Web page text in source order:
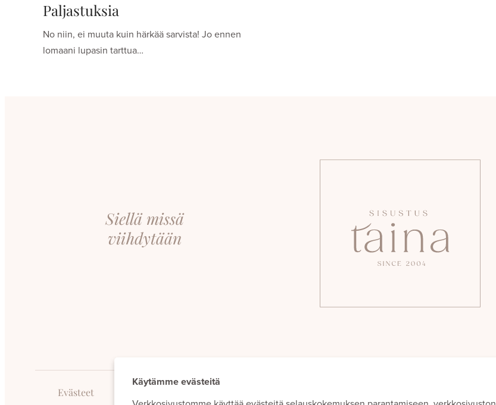
Paljastuksia
No niin, ei muuta kuin härkää sarvista! Jo ennen
lomaani lupasin tarttua…
Siellä missä
viihdytään
Evästeet
Käytämme evästeitä